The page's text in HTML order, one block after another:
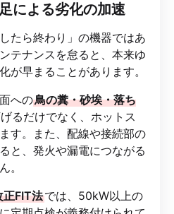
による劣化の加速
たら終わり」の機器ではあ
テナンスを怠ると、本来ゆ
が早まることがあります。
への鳥の糞・砂埃・落ち
るだけでなく、ホットス
す。また、配線や接続部の
と、発火や漏電につながる
。
正FIT法では、50kW以上の